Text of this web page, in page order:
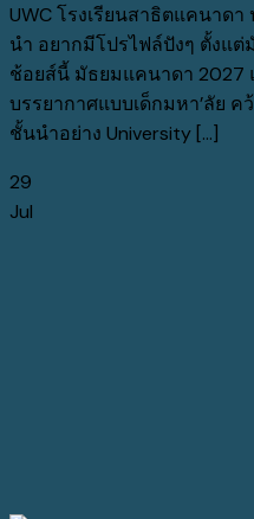
UWC โรงเรียนสาธิตแคนาด
นำ อยากมีโปรไฟล์ปังๆ ตั้งแ
ช้อยส์นี้ มัธยมแคนาดา 2027
บรรยากาศแบบเด็กมหา’ลัย ค
ชั้นนำอย่าง University [...]
29
Jul